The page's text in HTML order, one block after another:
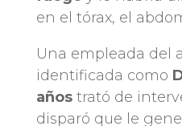
en el tórax, el
Una empleada del
identificada como
añostrató de
disparó que le